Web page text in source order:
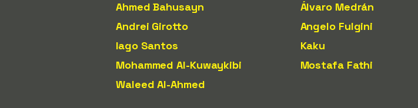
Ahmed Bahusayn Álvaro Medrán
Andrei Girotto
Angelo Fulgini
Iago Santos
Kaku
Mohammed Al-Kuwaykibi
Mostafa Fathi
Waleed Al-Ahmed